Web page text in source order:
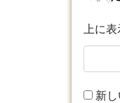
上に
新